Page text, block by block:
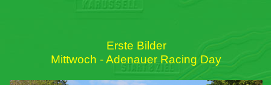
Erste Bilder
Mittwoch - Adenauer Racing Day